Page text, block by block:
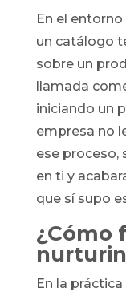
En el
un catálogo
sobre un
llamada
iniciando un
empresa no
ese proceso,
en ti y
que sí supo
¿Cómo
En la